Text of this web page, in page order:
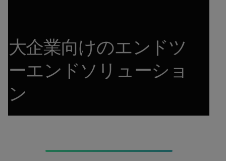
大企業向けのエンドツ
ーエンドソリューショ
ン